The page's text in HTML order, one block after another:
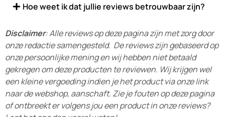
Hoe weet ik dat jullie reviews betrouwbaar zijn?
Disclaimer: Alle reviews op deze pagina zijn met zorg door
onze redactie samengesteld. De reviews zijn gebaseerd op
onze persoonlijke mening en wij hebben niet betaald
gekregen om deze producten te reviewen. Wij krijgen wel
een kleine vergoeding indien je het product via onze link
naar de webshop, aanschaft. Zie je fouten op deze pagina
of ontbreekt er volgens jou een product in onze reviews?